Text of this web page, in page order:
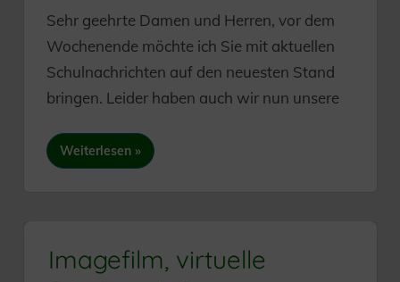
Sehr geehrte Damen und Herren, vor dem
Wochenende möchte ich Sie mit aktuellen
Schulnachrichten auf den neuesten Stand
bringen. Leider haben auch wir nun unsere
Weiterlesen
Imagefilm, virtuelle